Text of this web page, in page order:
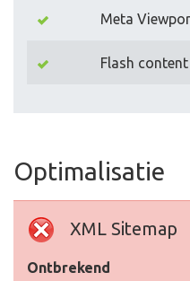
Meta
Flash content
Optimalisatie
XML Sitemap
Ontbrekend